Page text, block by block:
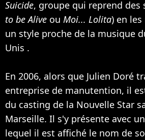
Suicide, groupe qui reprend des
to be Alive ou Moi... Lolita) en
un style proche de la musique
Unis .
En 2006, alors que Julien Doré
entreprise de manutention, il
du casting de la Nouvelle Star
Marseille. Il s'y présente avec
lequel il est affiché le nom de